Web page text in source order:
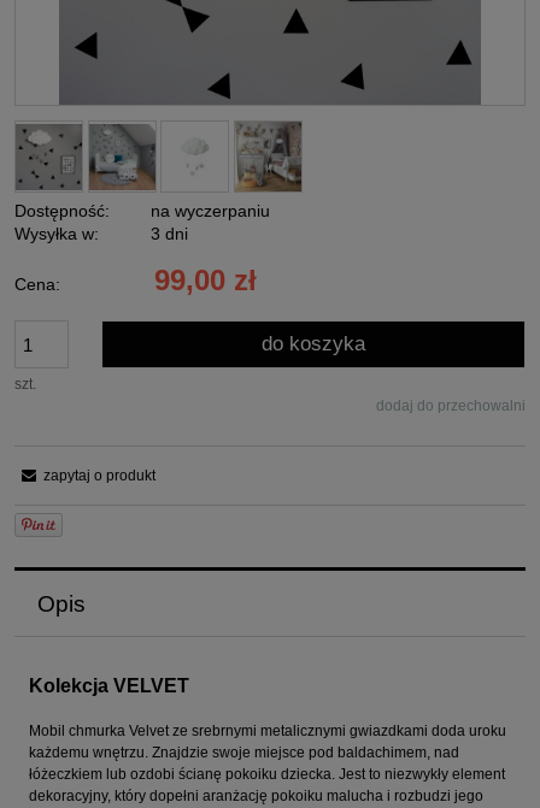
Dostępność:
na wyczerpaniu
Wysyłka w:
3 dni
Cena: 99,00 zł
szt.
do koszyka
dodaj do przechowalni
zapytaj o produkt
Opis
Kolekcja VELVET
Mobil chmurka Velvet ze srebrnymi metalicznymi gwiazdkami doda uroku
każdemu wnętrzu. Znajdzie swoje miejsce pod baldachimem, nad
łóżeczkiem lub ozdobi ścianę pokoiku dziecka. Jest to niezwykły element
dekoracyjny, który dopełni aranżację pokoiku malucha i rozbudzi jego